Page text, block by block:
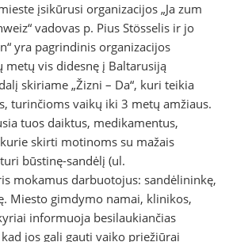
įsikūrusi organizacijos „Ja zum
vadovas p. Pius Stösselis ir jo
yra pagrindinis organizacijos
metų vis didesnę į Baltarusiją
skiriame „Žizni – Da“, kuri teikia
turinčioms vaikų iki 3 metų amžiaus.
tuos daiktus, medikamentus,
skirti motinoms su mažais
būstinę-sandėlį (ul.
mokamus darbuotojus: sandėlininkę,
Miesto gimdymo namai, klinikos,
informuoja besilaukiančias
jos gali gauti vaiko priežiūrai